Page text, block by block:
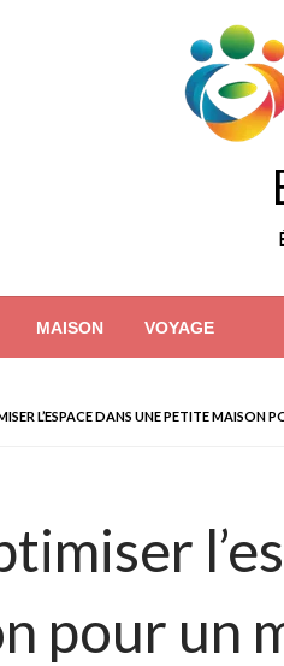
MAISON VOYAGE
L’ESPACE DANS UNE PETITE MAISON
pour un